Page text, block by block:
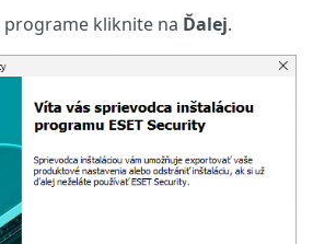
programe kliknite na Ďalej.